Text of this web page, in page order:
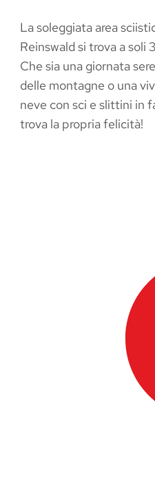
La soleggiata area
Reinswald si trova a soli
Che sia una giornata
delle montagne o una
neve con sci e slittini in
trova la propria felicità!